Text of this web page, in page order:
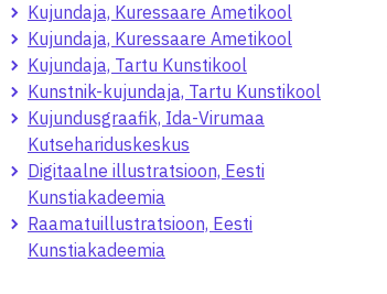
Kujundaja, Kuressaare Ametikool
Kujundaja, Kuressaare Ametikool
Kujundaja, Tartu Kunstikool
Kunstnik-kujundaja, Tartu Kunstikool
Kujundusgraafik, Ida-Virumaa
Kutsehariduskeskus
Digitaalne illustratsioon, Eesti
Kunstiakadeemia
Raamatuillustratsioon, Eesti
Kunstiakadeemia